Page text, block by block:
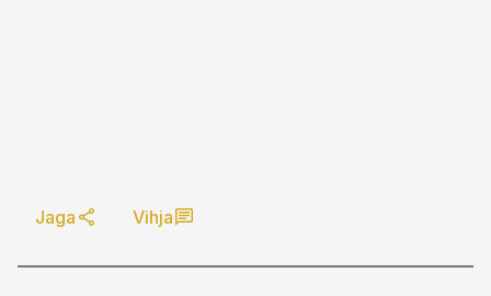
Jaga Vihja